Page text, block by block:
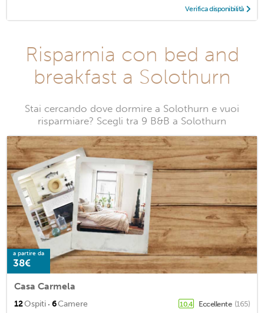
Verifica disponibilità
Risparmia con bed and
breakfast a Solothurn
Stai cercando dove dormire a Solothurn e vuoi
risparmiare? Scegli tra 9 B&B a Solothurn
a partire da
38€
Casa Carmela
12Ospiti · 6Camere 10,4 Eccellente (165)